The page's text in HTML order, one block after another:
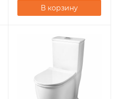
В корзину